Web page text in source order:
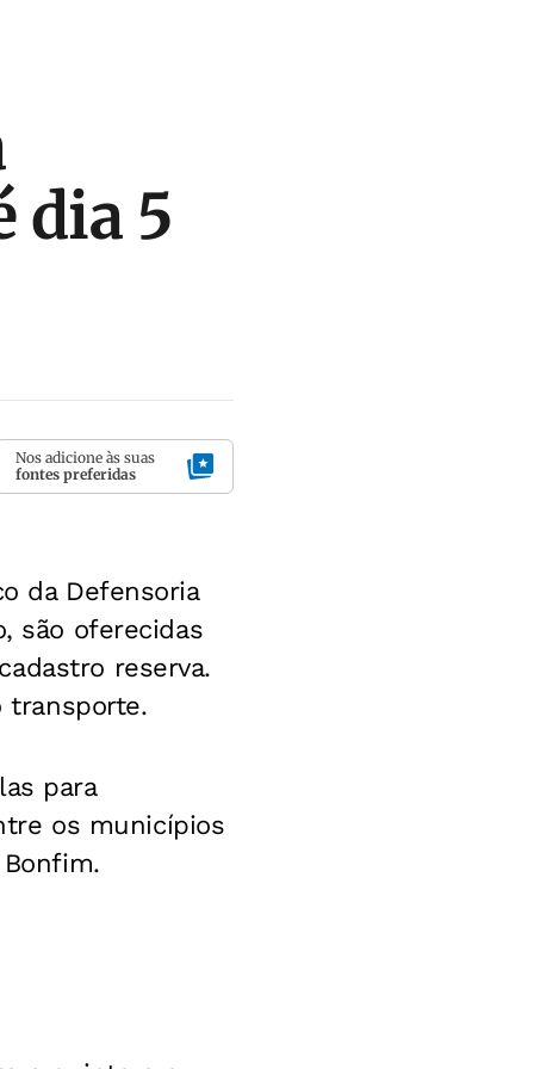
dia 5
Nos adicione às suas
fontes preferidas
da Defensoria
são oferecidas
reserva.
transporte.
para
os municípios